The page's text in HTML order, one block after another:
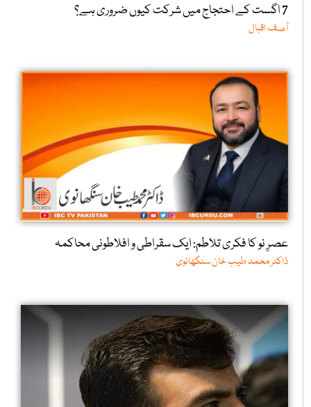
7 اگست کے احتجاج میں شرکت کیوں ضروری ہے؟
آصف اقبال
عصرِ نو کا فکری تلاطم: ایک سقراطی و افلاطونی محاکمہ
ڈاکٹر محمد طیب خان سنگھانوی